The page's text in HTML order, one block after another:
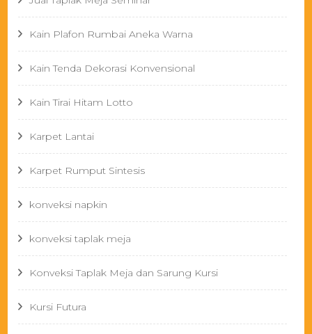
Kain Plafon Rumbai Aneka Warna
Kain Tenda Dekorasi Konvensional
Kain Tirai Hitam Lotto
Karpet Lantai
Karpet Rumput Sintesis
konveksi napkin
konveksi taplak meja
Konveksi Taplak Meja dan Sarung Kursi
Kursi Futura